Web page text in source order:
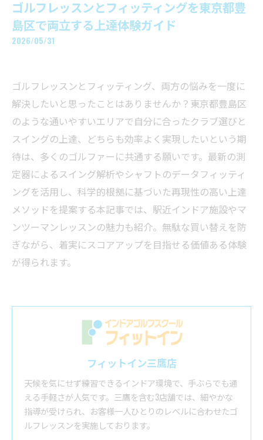
ゴルフレッスンとフィッティングを東京都豊
島区で両立する上達体験ガイド
2026/05/31
ゴルフレッスンとフィッティング、両方の悩みを一度に
解決したいと思ったことはありませんか？東京都豊島区
のような通いやすいエリアで自分に合ったクラブ選びと
スイングの上達、どちらも効率よく実現したいという期
待は、多くのゴルファーに共通する願いです。最新の測
定器によるスイング解析やシャフトのデータフィッティ
ングを活用し、科学的根拠に基づいた再現性の高い上達
メソッドを提案する本記事では、駅近インドア施設やマ
ンツーマンレッスンの魅力も紹介。無駄な買い替えを防
ぎながら、着実にスコアアップを目指せる価値ある体験
が得られます。
フィットイン三鷹店
天候を気にせず練習できるインドア環境で、手ぶらでも通
える手軽さが人気です。三鷹を含む3店舗では、細やかな
指導が受けられ、お客様一人ひとりのレベルに合わせたゴ
ルフレッスンを実施しております。